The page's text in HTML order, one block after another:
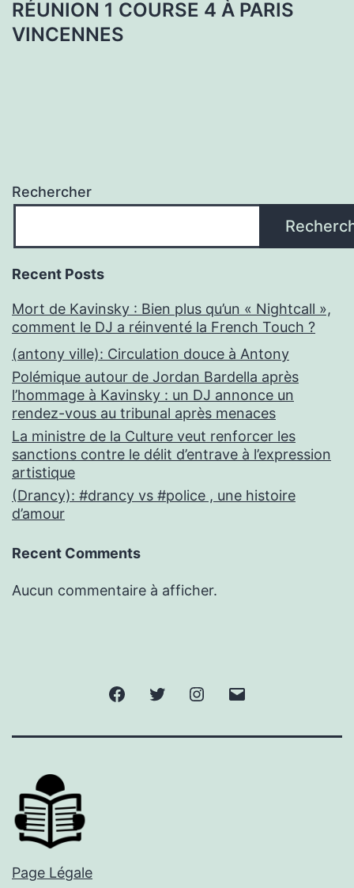
RÉUNION 1 COURSE 4 À PARIS
VINCENNES
Rechercher
Recent Posts
Mort de Kavinsky : Bien plus qu’un « Nightcall »,
comment le DJ a réinventé la French Touch ?
(antony ville): Circulation douce à Antony
Polémique autour de Jordan Bardella après
l’hommage à Kavinsky : un DJ annonce un
rendez-vous au tribunal après menaces
La ministre de la Culture veut renforcer les
sanctions contre le délit d’entrave à l’expression
artistique
(Drancy): #drancy vs #police , une histoire
d’amour
Recent Comments
Aucun commentaire à afficher.
FacebookTwitter Instagram
Page Légale